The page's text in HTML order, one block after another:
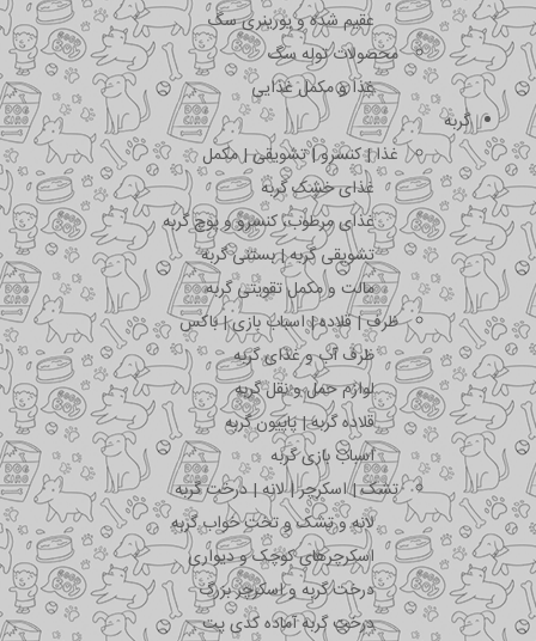
عقیم شده و یورینری سگ
محصولات توله سگ
غذا و مکمل غذایی
گربه
غذا | کنسرو | تشویقی | مکمل
غذای خشک گربه
غذای مرطوب، کنسرو و پوچ گربه
تشویقی گربه | بستنی گربه
مالت و مکمل تقویتی گربه
ظرف | قلاده | اسباب بازی | باکس
ظرف آب و غذای گربه
لوازم حمل و نقل گربه
قلاده گربه | پاپیون گربه
اسباب بازی گربه
تشک | اسکرچر | لانه | درخت گربه
لانه و تشک و تخت خواب گربه
اسکرچرهای کوچک و دیواری
درخت گربه و اسکرچر بزرگ
درخت گربه آماده کدی پت